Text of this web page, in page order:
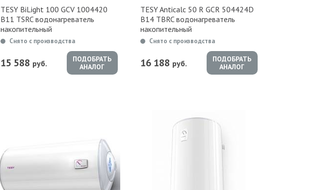
TESY BiLight 100 GCV 1004420
B11 TSRC водонагреватель
накопительный
Снято с производства
15 588 руб.
ПОДОБРАТЬ
АНАЛОГ
TESY Anticalc 50 R GCR 504424D
B14 TBRC водонагреватель
накопительный
Снято с производства
16 188 руб.
ПОДОБРАТЬ
АНАЛОГ